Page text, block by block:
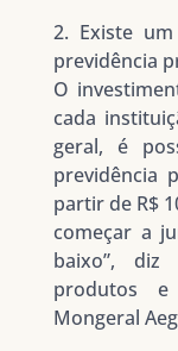
2. Existe
previdência
O
cada
geral, é
previdência
partir de R$
começar a
baixo”, diz
produtos
Mongeral